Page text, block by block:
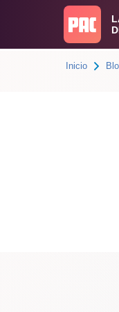
Inicio